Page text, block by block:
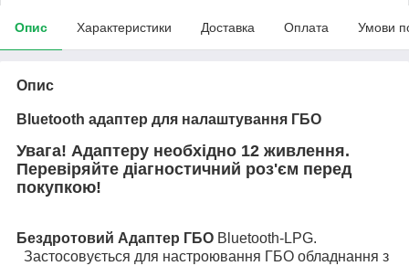
Опис Характеристики Доставка Оплата Умови
Опис
Bluetooth адаптер для налаштування ГБО
Увага! Адаптеру необхідно 12 живлення.
Перевіряйте діагностичний роз'єм перед
покупкою!
Бездротовий Адаптер ГБО Bluetooth-LPG.
Застосовується для настроювання ГБО обладнання з